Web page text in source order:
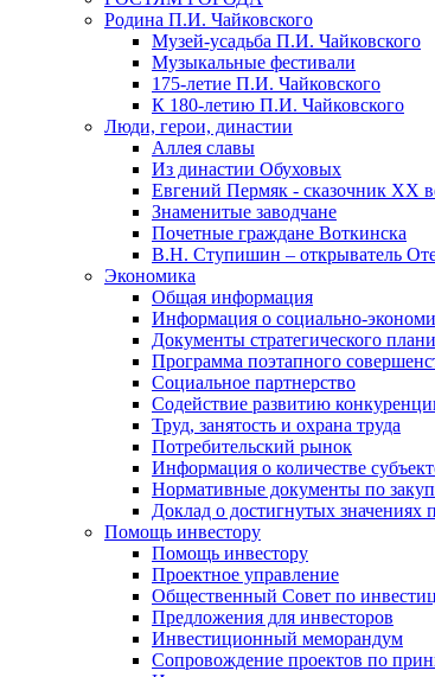
Родина П.И. Чайковского
Музей-усадьба П.И. Чайковского
Музыкальные фестивали
175-летие П.И. Чайковского
К 180-летию П.И. Чайковского
Люди, герои, династии
Аллея славы
Из династии Обуховых
Евгений Пермяк - сказочник XX
Знаменитые заводчане
Почетные граждане Воткинска
В.Н. Ступишин – открыватель
Экономика
Общая информация
Информация о социально-
Документы стратегического
Программа поэтапного
Социальное партнерство
Содействие развитию
Труд, занятость и охрана труда
Потребительский рынок
Информация о количестве
Нормативные документы по
Доклад о достигнутых значениях
Помощь инвестору
Помощь инвестору
Проектное управление
Общественный Совет по
Предложения для инвесторов
Инвестиционный меморандум
Сопровождение проектов по